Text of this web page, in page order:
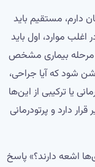
دارم، مستقیم باید
موارد، اول باید
مرحله بیماری مشخص
شود که آیا جراحی،
یا ترکیبی از این‌ها
دارد و پرتودرمانی
اشعه دارند؟» پاسخ